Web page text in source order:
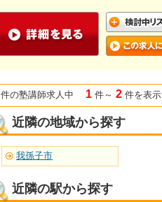
件の塾講師求人中 1 件～ 2 件を表示
近隣の地域から探す
我孫子市
近隣の駅から探す